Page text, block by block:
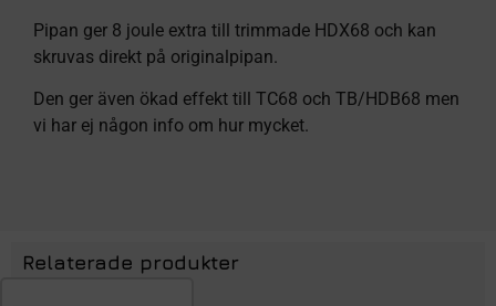
Pipan ger 8 joule extra till trimmade HDX68 och kan
skruvas direkt på originalpipan.
Den ger även ökad effekt till TC68 och TB/HDB68 men
vi har ej någon info om hur mycket.
Relaterade produkter